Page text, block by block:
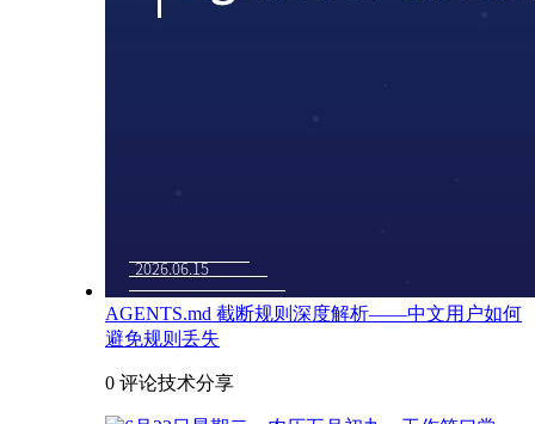
AGENTS.md 截断规则深度解析——中文用户如何
避免规则丢失
0 评论技术分享